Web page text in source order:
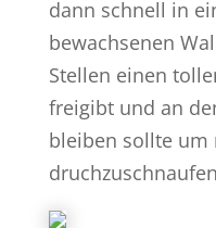
dann schnell in
bewachsenen
Stellen einen
freigibt und an
bleiben sollte um